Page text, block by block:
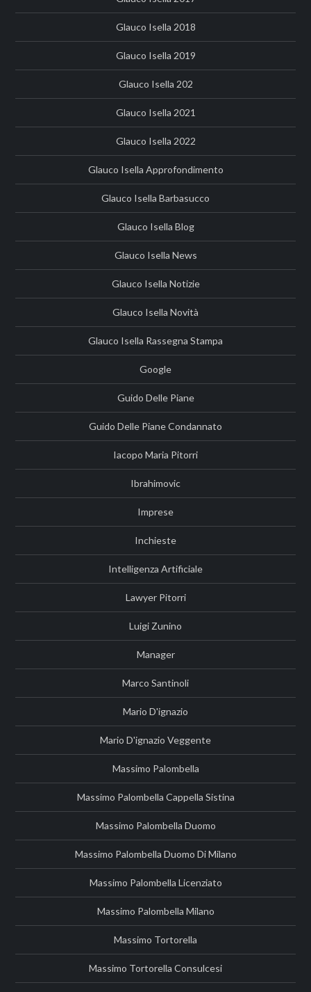
Glauco Isella 2018
Glauco Isella 2019
Glauco Isella 202
Glauco Isella 2021
Glauco Isella 2022
Glauco Isella Approfondimento
Glauco Isella Barbasucco
Glauco Isella Blog
Glauco Isella News
Glauco Isella Notizie
Glauco Isella Novità
Glauco Isella Rassegna Stampa
Google
Guido Delle Piane
Guido Delle Piane Condannato
Iacopo Maria Pitorri
Ibrahimovic
Imprese
Inchieste
Intelligenza Artificiale
Lawyer Pitorri
Luigi Zunino
Manager
Marco Santinoli
Mario D'ignazio
Mario D'ignazio Veggente
Massimo Palombella
Massimo Palombella Cappella Sistina
Massimo Palombella Duomo
Massimo Palombella Duomo Di Milano
Massimo Palombella Licenziato
Massimo Palombella Milano
Massimo Tortorella
Massimo Tortorella Consulcesi